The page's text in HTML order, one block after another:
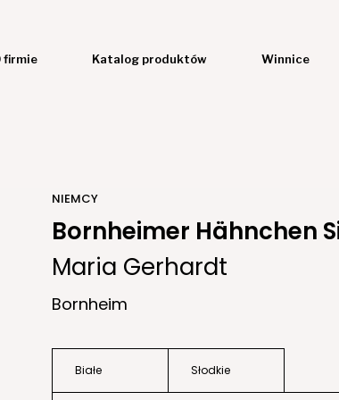
firmie Katalog produktów Winnice
NIEMCY
Bornheimer Hähnchen
Maria Gerhardt
Bornheim
Białe Słodkie